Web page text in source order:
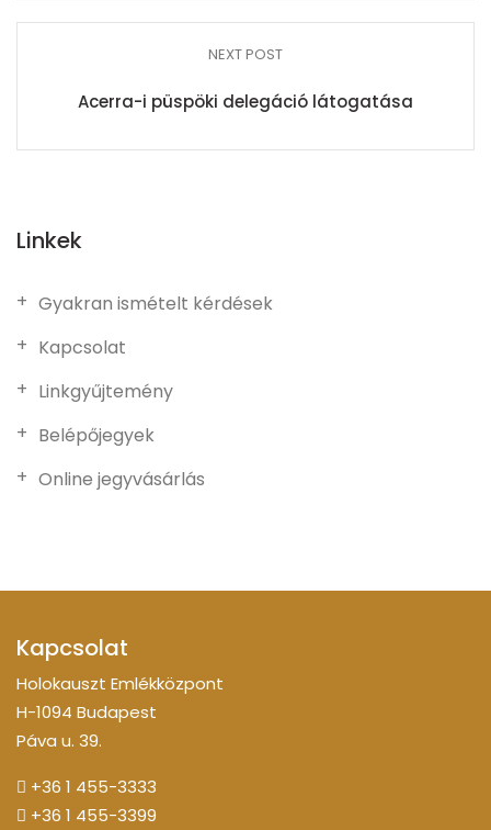
NEXT POST
Acerra-i püspöki delegáció látogatása
Linkek
Gyakran ismételt kérdések
Kapcsolat
Linkgyűjtemény
Belépőjegyek
Online jegyvásárlás
Kapcsolat
Holokauszt Emlékközpont
H-1094 Budapest
Páva u. 39.
+36 1 455-3333
+36 1 455-3399